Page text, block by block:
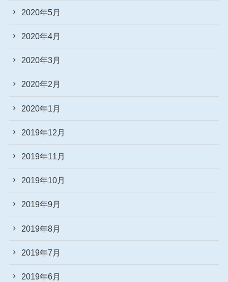
2020年5月
2020年4月
2020年3月
2020年2月
2020年1月
2019年12月
2019年11月
2019年10月
2019年9月
2019年8月
2019年7月
2019年6月